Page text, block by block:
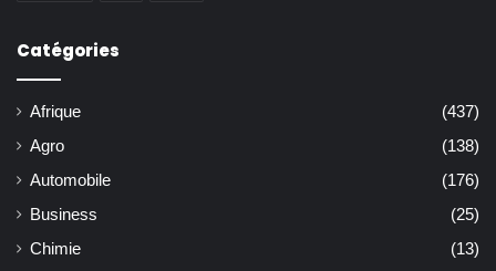
Catégories
Afrique
(437)
Agro
(138)
Automobile
(176)
Business
(25)
Chimie
(13)